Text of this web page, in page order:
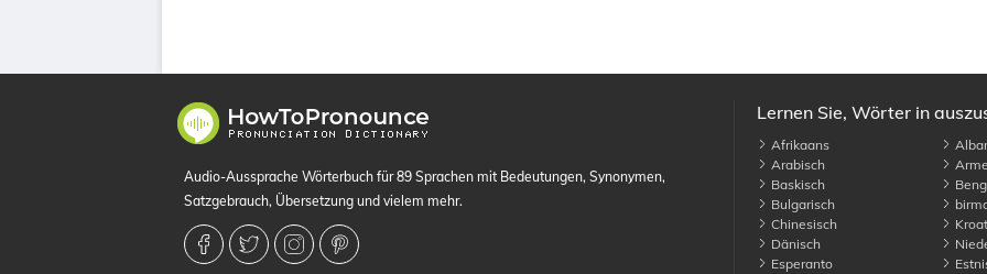
Audio-Aussprache Wörterbuch für 89 Sprachen mit Bedeutungen, Synonymen,
Satzgebrauch, Übersetzung und vielem mehr.
Lernen Sie, Wörter in
Afrikaans
Arabisch
Baskisch
Bulgarisch
Chinesisch
Dänisch
Esperanto